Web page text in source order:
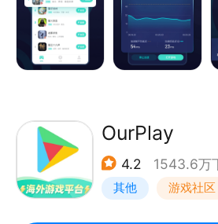
对、第五人格、决战！平安京、妮
（Nikke）、碧蓝档案、萤火突
时还支持Steam、Epic等免费加
能智能选路、降低延迟，断线重连
● 稳定操作体验
由优质游戏专线支持。保障各种
强手游稳定性，不丢包！
OurPlay
4.2 1543.6万
其他 游戏社区